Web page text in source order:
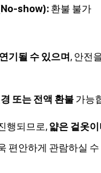
show): 환불 불가
기될 수 있으며, 안전
또는 전액 환불 가능
행되므로, 얇은 겉옷
편안하게 관람하실